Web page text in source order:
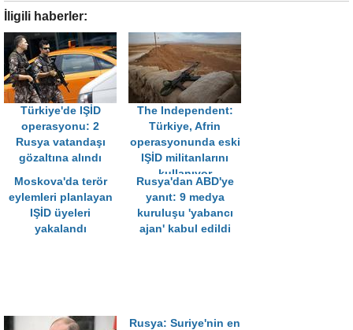
İligili haberler:
Türkiye'de IŞİD
operasyonu: 2
Rusya vatandaşı
gözaltına alındı
The Independent:
Türkiye, Afrin
operasyonunda eski
IŞİD militanlarını
kullanıyor
Moskova'da terör
eylemleri planlayan
IŞİD üyeleri
yakalandı
Rusya'dan ABD'ye
yanıt: 9 medya
kuruluşu 'yabancı
ajan' kabul edildi
Rusya: Suriye'nin en